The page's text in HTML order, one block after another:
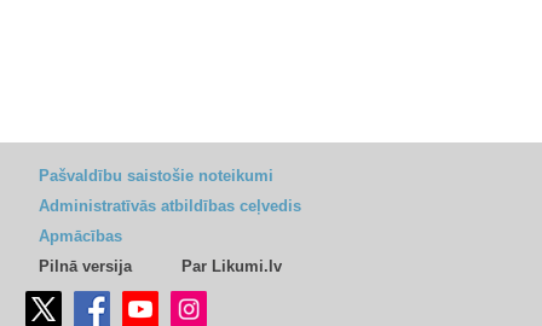
Pašvaldību saistošie noteikumi
Administratīvās atbildības ceļvedis
Apmācības
Pilnā versija
Par Likumi.lv